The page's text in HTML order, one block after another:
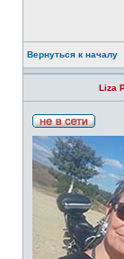
Вернуться к началу
Liza